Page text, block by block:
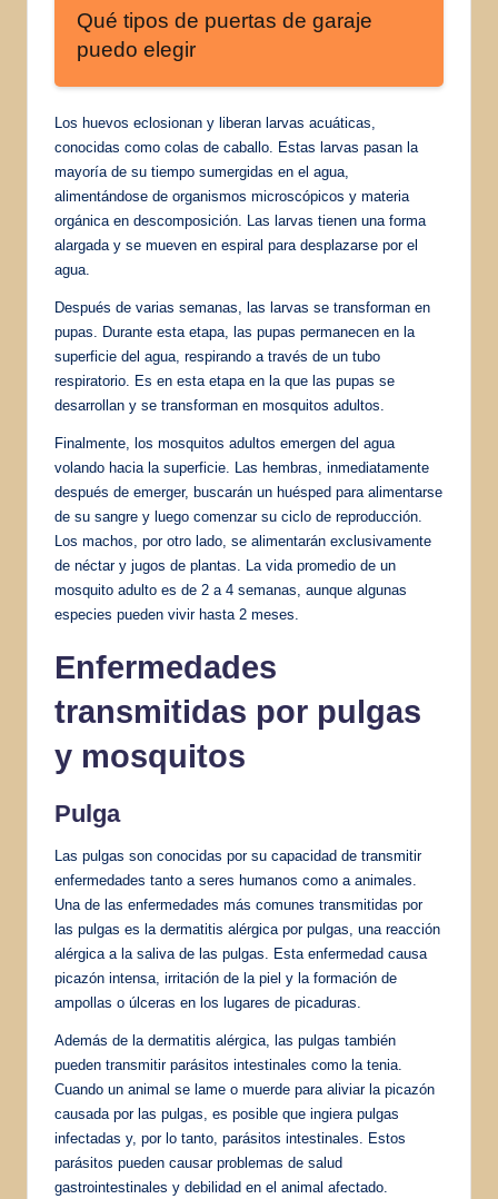
Qué tipos de puertas de garaje
puedo elegir
Los huevos eclosionan y liberan larvas acuáticas,
conocidas como colas de caballo. Estas larvas pasan la
mayoría de su tiempo sumergidas en el agua,
alimentándose de organismos microscópicos y materia
orgánica en descomposición. Las larvas tienen una forma
alargada y se mueven en espiral para desplazarse por el
agua.
Después de varias semanas, las larvas se transforman en
pupas. Durante esta etapa, las pupas permanecen en la
superficie del agua, respirando a través de un tubo
respiratorio. Es en esta etapa en la que las pupas se
desarrollan y se transforman en mosquitos adultos.
Finalmente, los mosquitos adultos emergen del agua
volando hacia la superficie. Las hembras, inmediatamente
después de emerger, buscarán un huésped para alimentarse
de su sangre y luego comenzar su ciclo de reproducción.
Los machos, por otro lado, se alimentarán exclusivamente
de néctar y jugos de plantas. La vida promedio de un
mosquito adulto es de 2 a 4 semanas, aunque algunas
especies pueden vivir hasta 2 meses.
Enfermedades
transmitidas por pulgas
y mosquitos
Pulga
Las pulgas son conocidas por su capacidad de transmitir
enfermedades tanto a seres humanos como a animales.
Una de las enfermedades más comunes transmitidas por
las pulgas es la dermatitis alérgica por pulgas, una reacción
alérgica a la saliva de las pulgas. Esta enfermedad causa
picazón intensa, irritación de la piel y la formación de
ampollas o úlceras en los lugares de picaduras.
Además de la dermatitis alérgica, las pulgas también
pueden transmitir parásitos intestinales como la tenia.
Cuando un animal se lame o muerde para aliviar la picazón
causada por las pulgas, es posible que ingiera pulgas
infectadas y, por lo tanto, parásitos intestinales. Estos
parásitos pueden causar problemas de salud
gastrointestinales y debilidad en el animal afectado.